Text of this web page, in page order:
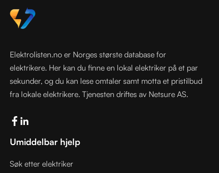
Elektrolisten.no er Norges største database for
elektrikere. Her kan du finne en lokal elektriker på et par
sekunder, og du kan lese omtaler samt motta et pristilbud
fra lokale elektrikere. Tjenesten driftes av Netsure AS.
Umiddelbar hjelp
Søk etter elektriker